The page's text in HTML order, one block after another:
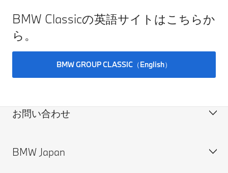
BMW Classicの英語サイトはこちらか
ら。
BMW GROUP CLASSIC（English）
お問い合わせ
カスタマー・サポート＆お問い合わせ
BMW Japan